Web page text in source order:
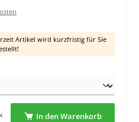
Artikel wird kurzfristig für Sie
Wert ein oder benutze die Schaltflächen um
In den Warenkorb